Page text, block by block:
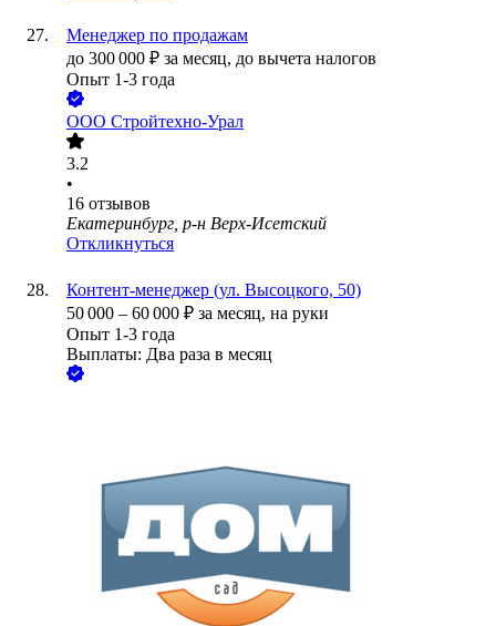
Менеджер по продажам
до 300 000 ₽ за месяц, до вычета налогов
Опыт 1-3 года
ООО Стройтехно-Урал
3.2
•
16 отзывов
Екатеринбург, р-н Верх-Исетский
Откликнуться
Контент-менеджер (ул. Высоцкого, 50)
50 000 – 60 000 ₽ за месяц, на руки
Опыт 1-3 года
Выплаты: Два раза в месяц